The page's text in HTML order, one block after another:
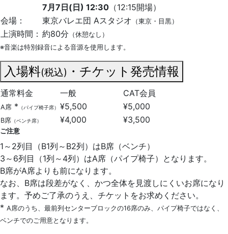
7月7日(日) 12:30 （12:15開場）
会場：
東京バレエ団 Aスタジオ （東京・目黒）
上演時間： 約80分 （休憩なし）
※音楽は特別録音による音源を使用します。
入場料(税込) ・チケット発売情報
通常料金 一般 CAT会員
A席 * （パイプ椅子席） ¥5,500 ¥5,000
B席 （ベンチ席） ¥4,000 ¥3,500
ご注意
1～2列目（B1列～B2列）はB席（ベンチ）
3～6列目（1列～4列）はA席（パイプ椅子）となります。
B席がA席よりも前になります。
なお、B席は段差がなく、かつ全体を見渡しにくいお席になり
ます。予めご了承のうえ、チケットをお求めください。
* A席のうち、最前列センターブロックの16席のみ、パイプ椅子ではなく、
ベンチでのご用意となります。